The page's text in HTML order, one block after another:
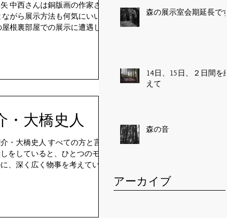
中西さんは銅版画の作家さ
・大橋史人
・大橋史人 すべての方と言え
をしていると、ひとつのモノ
、深く広く物事を考えている
森の展示室会期延長です
14日、15日、２日間を終
えて
森の音
アーカイブ